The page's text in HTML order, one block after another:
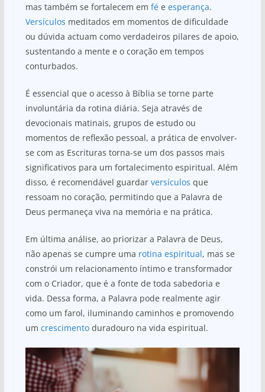
mas também se fortalecem em fée esperança.
Versículos meditados em momentos de dificuldade
ou dúvida actuam como verdadeiros pilares de apoio,
sustentando a mente e o coração em tempos
conturbados.
É essencial que o acesso à Bíblia se torne parte
involuntária da rotina diária. Seja através de
devocionais matinais, grupos de estudo ou
momentos de reflexão pessoal, a prática de envolver-
se com as Escrituras torna-se um dos passos mais
significativos para um fortalecimento espiritual. Além
disso, é recomendável guardar versículos que
ressoam no coração, permitindo que a Palavra de
Deus permaneça viva na memória e na prática.
Em última análise, ao priorizar a Palavra de Deus,
não apenas se cumpre uma rotina espiritual, mas se
constrói um relacionamento íntimo e transformador
com o Criador, que é a fonte de toda sabedoria e
vida. Dessa forma, a Palavra pode realmente agir
como um farol, iluminando caminhos e promovendo
um crescimentoduradouro na vida espiritual.